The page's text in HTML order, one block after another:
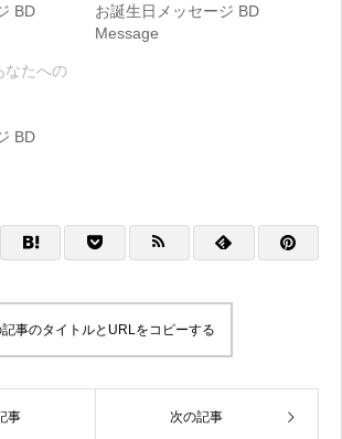
BD
お誕生日メッセージ BD
Message
なたへの
BD
記事のタイトルとURLをコピーする
事 次の記事